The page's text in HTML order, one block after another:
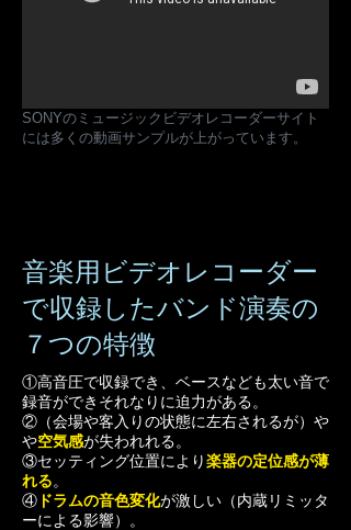
SONYのミュージックビデオレコーダーサイト
には多くの動画サンプルが上がっています。
音楽用ビデオレコーダー
で収録したバンド演奏の
７つの特徴
①高音圧で収録でき、ベースなども太い音で
録音ができそれなりに迫力がある。
②（会場や客入りの状態に左右されるが）や
や空気感が失われれる。
③セッティング位置により楽器の定位感が薄
れる。
④ ドラムの音色変化が激しい（内蔵リミッタ
ーによる影響）。